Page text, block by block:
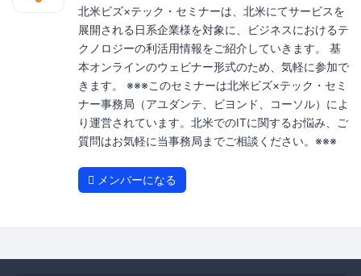
北米ビズ×テック・セミナーは、北米にてサービスを
展開される日系企業様を対象に、ビジネスにおけるテ
クノロジーの利活用情報をご紹介していきます。 基
本オンラインのウェビナー形式のため、気軽に参加で
きます。 ※※※このセミナーは北米ビズ×テック・セミ
ナー事務局（アユダンテ、ビヨンド、コーソル）によ
り運営されています。北米でのITに関するお悩み、ご
質問はお気軽に当事務局までご相談ください。※※※
メンバーになる